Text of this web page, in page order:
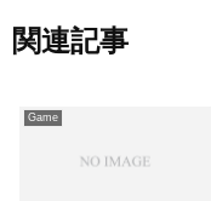
関連記事
Game